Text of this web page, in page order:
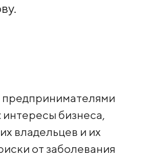
интересы бизнеса,
владельцев и их
от заболевания